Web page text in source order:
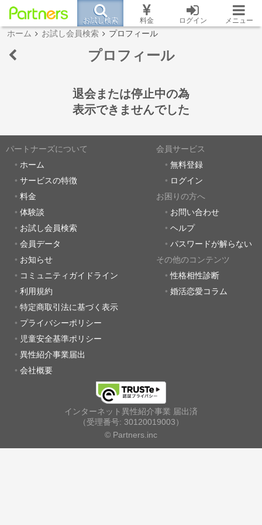
お試し検索 料金 ログイン メニュー
ホーム お試し会員検索 プロフィール
プロフィール
退会または停止中の為
表示できませんでした
パートナーズについて
ホーム
サービスの特徴
料金
体験談
お試し会員検索
会員データ
お知らせ
コミュニティガイドライン
利用規約
特定商取引法に基づく表示
プライバシーポリシー
児童安全基準ポリシー
異性紹介事業届出
会社概要
会員サービス
無料登録
ログイン
お困りの方へ
お問い合わせ
ヘルプ
パスワードが解らない
その他のコンテンツ
性格相性診断
婚活恋愛コラム
インターネット異性紹介事業 届出済
（受理番号: 30120019003）
© Partners.inc